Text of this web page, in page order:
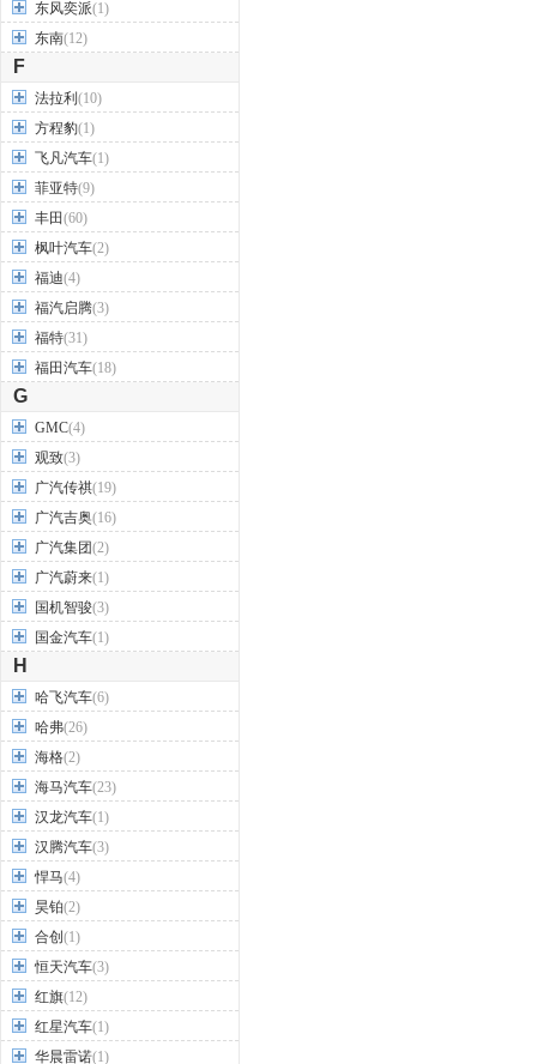
东风奕派(1)
东南(12)
F
法拉利 (10)
方程豹(1)
飞凡汽车(1)
菲亚特(9)
丰田(60)
枫叶汽车(2)
福迪(4)
福汽启腾(3)
福特(31)
福田汽车(18)
G
GMC(4)
观致(3)
广汽传祺(19)
广汽吉奥(16)
广汽集团(2)
广汽蔚来(1)
国机智骏(3)
国金汽车(1)
H
哈飞汽车(6)
哈弗(26)
海格(2)
海马汽车(23)
汉龙汽车(1)
汉腾汽车(3)
悍马(4)
昊铂(2)
合创 (1)
恒天汽车(3)
红旗(12)
红星汽车(1)
华晨雷诺(1)